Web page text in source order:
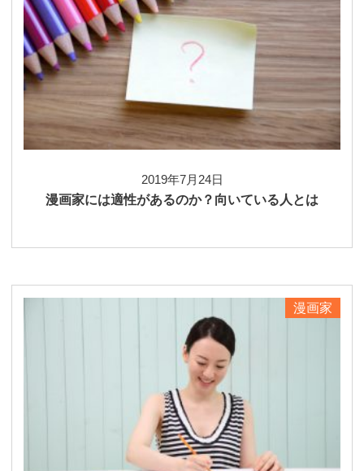
2019年7月24日
漫画家には適性があるのか？向いている人とは
漫画家